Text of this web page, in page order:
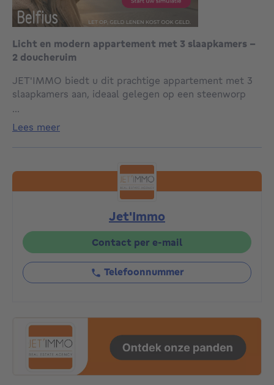
Licht en modern appartement met 3 slaapkamers -
2 doucheruim
JET'IMMO biedt u dit prachtige appartement met 3
slaapkamers aan, ideaal gelegen op een steenworp
Dit nieuwe appartement is gelegen in een recent
gebouwd luxe gebouw en valt op door zijn lichtinval,
toch dicht bij het openbaar vervoer, winkels en
Europese instellingen ligt.
Een lichte woonkamer van ±30 m² met toegang tot
een ruim terras van ±20 m²
Een volledig uitgeruste open keuken
3 slaapkamers (15,5 m² – 10 m² – 9,8 m²) met elk
de hoofdslaapkamer
Een wasruimte met opbergruimte
EPB: C – Elektriciteit conform
Fietsenstalling in het gebouw
...
lees meer
Jet'Immo
Contact per e-mail
Telefoonnummer